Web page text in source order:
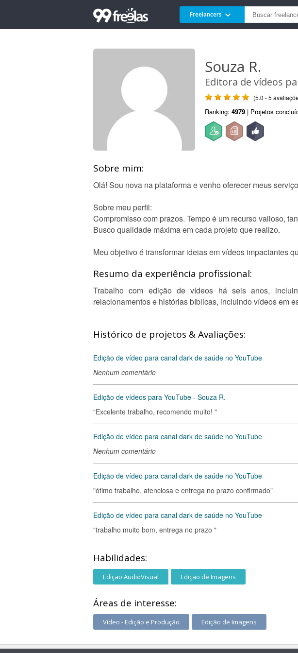
Freelancers
Souza R.
Editora de vídeos
(5.0 - 5
Ranking: 4979 | Projetos
Sobre mim:
Olá! Sou nova na plataforma e venho oferecer meus
Sobre meu perfil:
Compromisso com prazos. Tempo é um recurso valioso,
Busco qualidade máxima em cada projeto que realizo.
Meu objetivo é transformar ideias em vídeos impactantes
Resumo da experiência profissional:
Trabalho com edição de vídeos há seis anos,
relacionamentos e histórias bíblicas, incluindo vídeos em
Histórico de projetos & Avaliações:
Edição de vídeo para canal dark de saúde no YouTube
Nenhum comentário
Edição de vídeos para YouTube - Souza R.
"Excelente trabalho, recomendo muito! "
Edição de vídeo para canal dark de saúde no YouTube
Nenhum comentário
Edição de vídeo para canal dark de saúde no YouTube
"ótimo trabalho, atenciosa e entrega no prazo confirmado"
Edição de vídeo para canal dark de saúde no YouTube
"trabalho muito bom, entrega no prazo "
Habilidades:
Edição AudioVisual Edição de Imagens
Áreas de interesse:
Vídeo - Edição e Produção Edição de Imagens